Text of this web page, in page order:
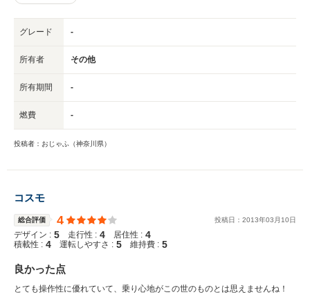
グレード -
所有者 その他
所有期間 -
燃費 -
投稿者：おじゃふ（神奈川県）
コスモ
総合評価 4 投稿日： 2013年03 月 10日
デザイン : 5 走行性 : 4 居住性 : 4
積載性 : 4 運転しやすさ : 5 維持費 : 5
良かった点
とても操作性に優れていて、乗り心地がこの世のものとは思えませんね！